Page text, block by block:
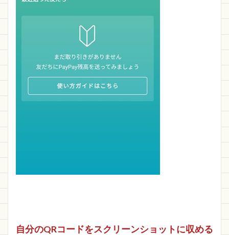
自分のQRコードをスクリーンショットに収める